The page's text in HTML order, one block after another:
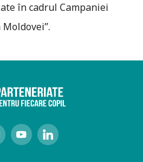
în cadrul Campaniei